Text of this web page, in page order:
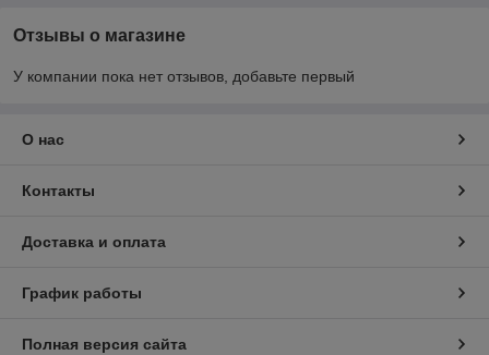
Отзывы о магазине
У компании пока нет отзывов, добавьте первый
О нас
Контакты
Доставка и оплата
График работы
Полная версия сайта